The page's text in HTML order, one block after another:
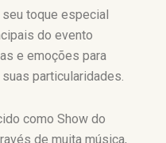
toque especial
do evento
e emoções para
particularidades.
como Show do
de muita música,